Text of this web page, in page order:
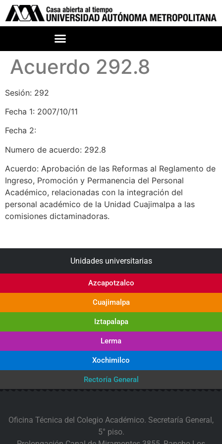
Acuerdo 292.8
Sesión: 292
Fecha 1: 2007/10/11
Fecha 2:
Numero de acuerdo: 292.8
Acuerdo: Aprobación de las Reformas al Reglamento de
Ingreso, Promoción y Permanencia del Personal
Académico, relacionadas con la integración del
personal académico de la Unidad Cuajimalpa a las
comisiones dictaminadoras.
Unidades universitarias
Azcapotzalco
Cuajimalpa
Iztapalapa
Lerma
Xochimilco
Rectoría General
Oficina Técnica del Colegio Académico. Secretaría General,
5° piso.